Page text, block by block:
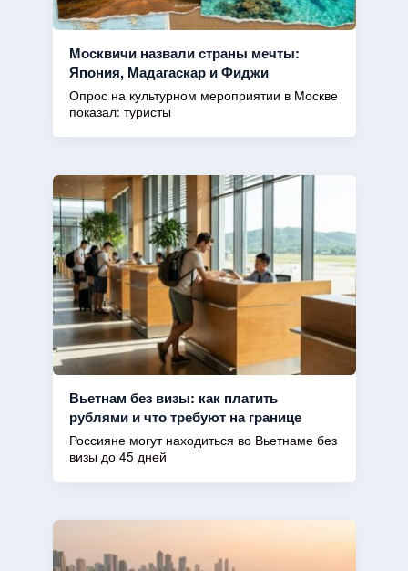
Москвичи назвали страны мечты:
Япония, Мадагаскар и Фиджи
Опрос на культурном мероприятии в Москве
показал: туристы
Вьетнам без визы: как платить
рублями и что требуют на границе
Россияне могут находиться во Вьетнаме без
визы до 45 дней